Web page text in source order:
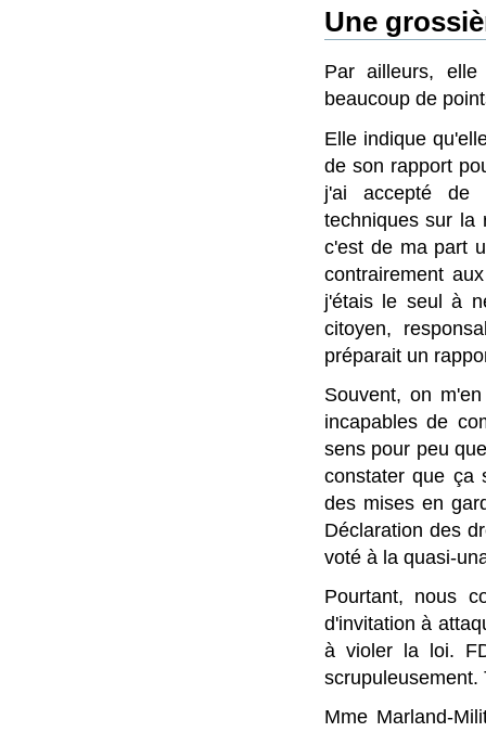
Une
Par ailleurs,
beaucoup de
Elle indique
de son rapport
j'ai accepté de
techniques sur la
c'est de ma part
contrairement
j'étais le seul à
citoyen,
préparait un
Souvent, on
incapables de
sens pour peu
constater que ça
des mises en
Déclaration des
voté à la quasi-
Pourtant, nous
d'invitation à
à violer la loi.
scrupuleusement.
Mme Marland-